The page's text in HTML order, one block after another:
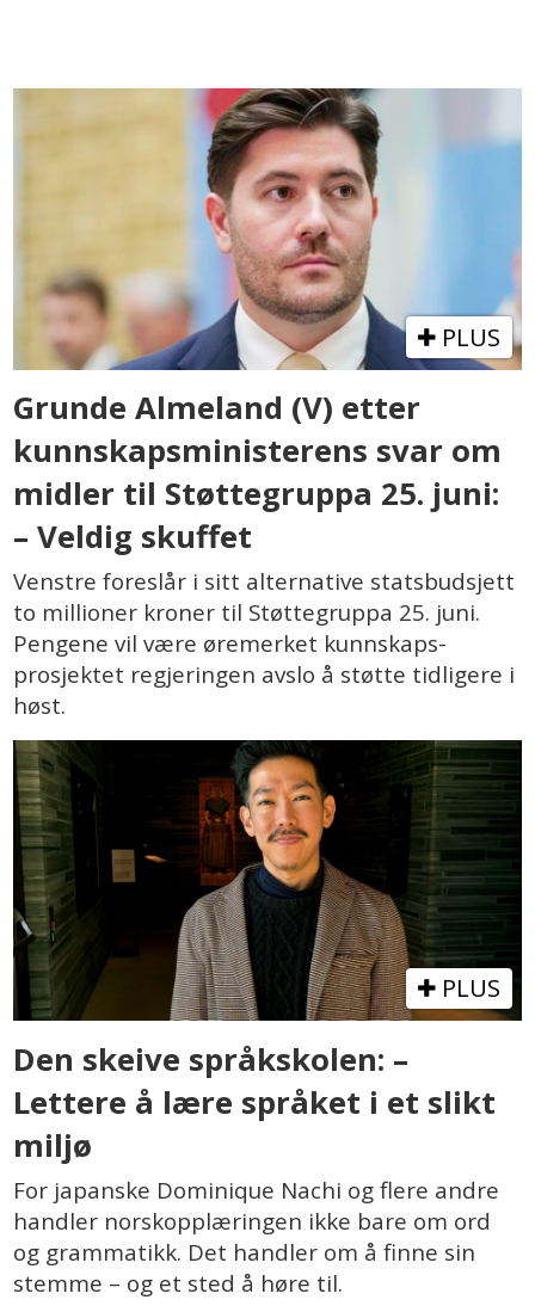
PLUS
Grunde Almeland (V) etter
kunnskapsministerens svar om
midler til Støttegruppa 25. juni:
– Veldig skuffet
Venstre foreslår i sitt alternative statsbudsjett
to millioner kroner til Støttegruppa 25. juni.
Pengene vil være øremerket kunnskaps-
prosjektet regjeringen avslo å støtte tidligere i
høst.
PLUS
Den skeive språkskolen: –
Lettere å lære språket i et slikt
miljø
For japanske Dominique Nachi og flere andre
handler norskopplæringen ikke bare om ord
og grammatikk. Det handler om å finne sin
stemme – og et sted å høre til.